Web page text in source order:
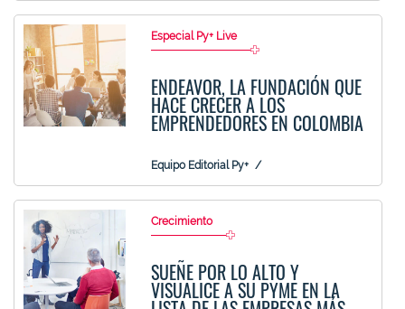
Especial Py+ Live
ENDEAVOR, LA FUNDACIÓN QUE
HACE CRECER A LOS
EMPRENDEDORES EN COLOMBIA
Equipo Editorial Py+
Crecimiento
SUEÑE POR LO ALTO Y
VISUALICE A SU PYME EN LA